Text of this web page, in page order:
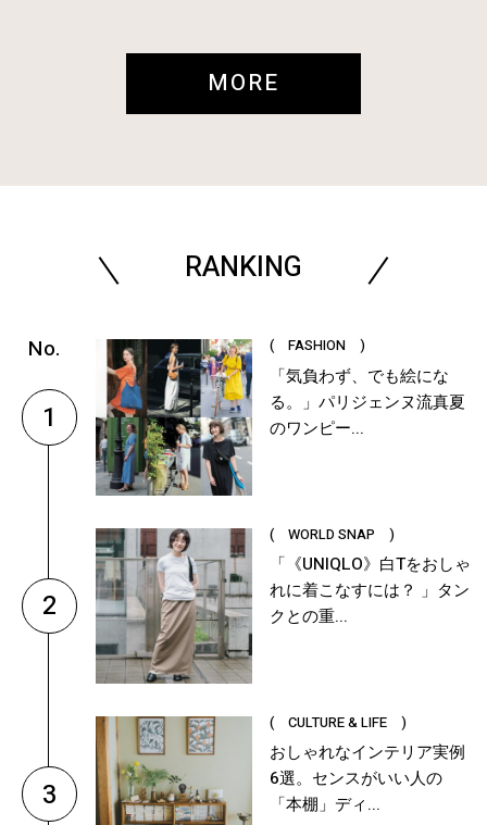
MORE
RANKING
1
( FASHION )
「気負わず、でも絵にな
る。」パリジェンヌ流真夏
のワンピー...
2
( WORLD SNAP )
「《UNIQLO》白Tをおしゃ
れに着こなすには？ 」タン
クとの重...
3
( CULTURE & LIFE )
おしゃれなインテリア実例
6選。センスがいい人の
「本棚」ディ...